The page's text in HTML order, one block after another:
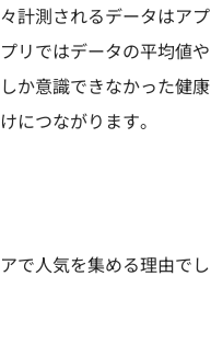
計測されるデータはアプ
リではデータの平均値や
か意識できなかった健康
につながります。
で人気を集める理由でし